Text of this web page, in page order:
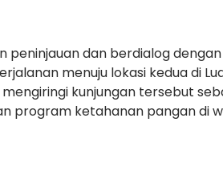
peninjauan dan berdialog
menuju lokasi kedua di
kunjungan tersebut
program ketahanan pangan di